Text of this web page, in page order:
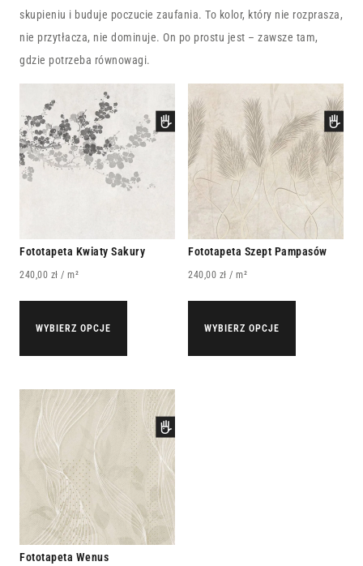
skupieniu i buduje poczucie zaufania. To kolor, który nie rozprasza,
nie przytłacza, nie dominuje. On po prostu jest – zawsze tam,
gdzie potrzeba równowagi.
Fototapeta Kwiaty Sakury
240,00 zł / m²
WYBIERZ OPCJE
Fototapeta Szept Pampasów
240,00 zł / m²
WYBIERZ OPCJE
Fototapeta Wenus